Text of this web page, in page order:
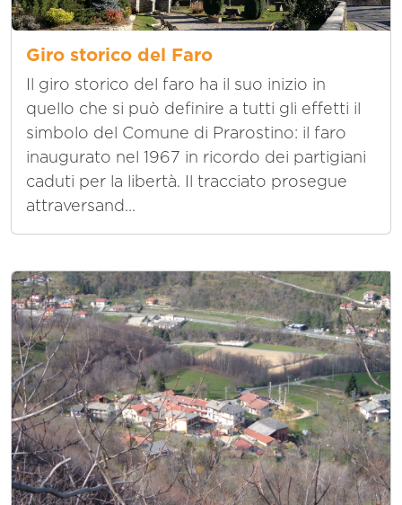
Giro storico del Faro
Il giro storico del faro ha il suo inizio in
quello che si può definire a tutti gli effetti il
simbolo del Comune di Prarostino: il faro
inaugurato nel 1967 in ricordo dei partigiani
caduti per la libertà. Il tracciato prosegue
attraversand...